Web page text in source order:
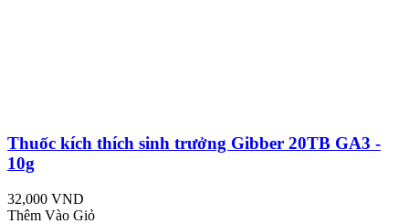
Thuốc kích thích sinh trưởng Gibber 20TB GA3 -
10g
32,000 VND
Thêm Vào Giỏ